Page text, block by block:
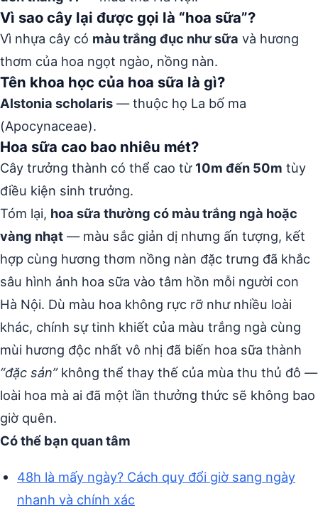
Vì sao cây lại được gọi là “hoa sữa”?
Vì nhựa cây có màu trắng đục như sữa và hương
thơm của hoa ngọt ngào, nồng nàn.
Tên khoa học của hoa sữa là gì?
Alstonia scholaris — thuộc họ La bố ma
(Apocynaceae).
Hoa sữa cao bao nhiêu mét?
Cây trưởng thành có thể cao từ 10m đến 50m tùy
điều kiện sinh trưởng.
Tóm lại, hoa sữa thường có màu trắng ngà hoặc
vàng nhạt — màu sắc giản dị nhưng ấn tượng, kết
hợp cùng hương thơm nồng nàn đặc trưng đã khắc
sâu hình ảnh hoa sữa vào tâm hồn mỗi người con
Hà Nội. Dù màu hoa không rực rỡ như nhiều loài
khác, chính sự tinh khiết của màu trắng ngà cùng
mùi hương độc nhất vô nhị đã biến hoa sữa thành
“đặc sản”không thể thay thế của mùa thu thủ đô —
loài hoa mà ai đã một lần thưởng thức sẽ không bao
giờ quên.
Có thể bạn quan tâm
48h là mấy ngày? Cách quy đổi giờ sang ngày
nhanh và chính xác